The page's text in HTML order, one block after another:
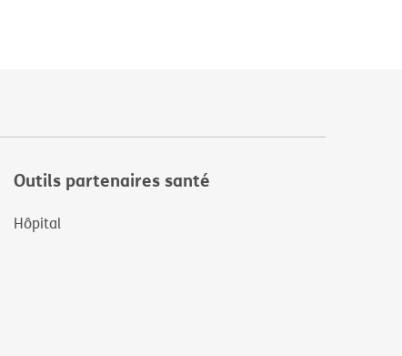
Outils partenaires santé
Hôpital